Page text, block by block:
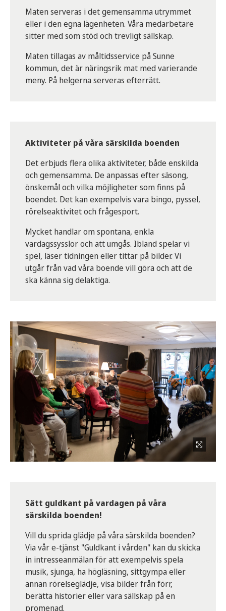
Maten serveras i det gemensamma utrymmet
eller i den egna lägenheten. Våra medarbetare
sitter med som stöd och trevligt sällskap.
Maten tillagas av måltidsservice på Sunne
kommun, det är näringsrik mat med varierande
meny. På helgerna serveras efterrätt.
Aktiviteter på våra särskilda boenden
Det erbjuds flera olika aktiviteter, både enskilda
och gemensamma. De anpassas efter säsong,
önskemål och vilka möjligheter som finns på
boendet. Det kan exempelvis vara bingo, pyssel,
rörelseaktivitet och frågesport.
Mycket handlar om spontana, enkla
vardagssysslor och att umgås. Ibland spelar vi
spel, läser tidningen eller tittar på bilder. Vi
utgår från vad våra boende vill göra och att de
ska känna sig delaktiga.
Sätt guldkant på vardagen på våra
särskilda boenden!
Vill du sprida glädje på våra särskilda boenden?
Via vår e-tjänst "Guldkant i vården" kan du skicka
in intresseanmälan för att exempelvis spela
musik, sjunga, ha högläsning, sittgympa eller
annan rörelseglädje, visa bilder från förr,
berätta historier eller vara sällskap på en
promenad.